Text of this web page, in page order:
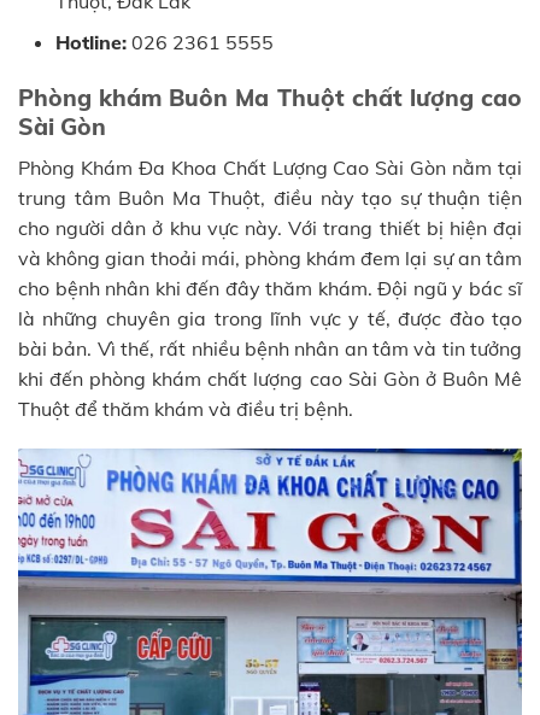
Hotline:026 2361 5555
Phòng khám Buôn Ma Thuột chất lượng cao
Sài Gòn
Phòng Khám Đa Khoa Chất Lượng Cao Sài Gòn nằm tại
trung tâm Buôn Ma Thuột, điều này tạo sự thuận tiện
cho người dân ở khu vực này. Với trang thiết bị hiện đại
và không gian thoải mái, phòng khám đem lại sự an tâm
cho bệnh nhân khi đến đây thăm khám. Đội ngũ y bác sĩ
là những chuyên gia trong lĩnh vực y tế, được đào tạo
bài bản. Vì thế, rất nhiều bệnh nhân an tâm và tin tưởng
khi đến phòng khám chất lượng cao Sài Gòn ở Buôn Mê
Thuột để thăm khám và điều trị bệnh.